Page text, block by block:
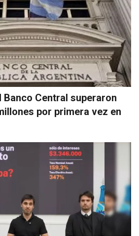
Central superaron
por primera vez en